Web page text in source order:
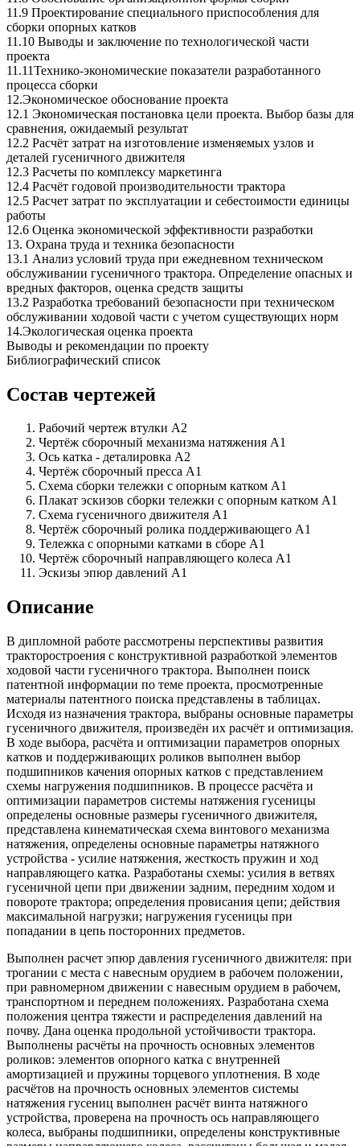
11.9 Проектирование специального приспособления для
сборки опорных катков
11.10 Выводы и заключение по технологической части
проекта
11.11Технико-экономические показатели разработанного
процесса сборки
12.Экономическое обоснование проекта
12.1 Экономическая постановка цели проекта. Выбор базы для
сравнения, ожидаемый результат
12.2 Расчёт затрат на изготовление изменяемых узлов и
деталей гусеничного движителя
12.3 Расчеты по комплексу маркетинга
12.4 Расчёт годовой производительности трактора
12.5 Расчет затрат по эксплуатации и себестоимости единицы
работы
12.6 Оценка экономической эффективности разработки
13. Охрана труда и техника безопасности
13.1 Анализ условий труда при ежедневном техническом
обслуживании гусеничного трактора. Определение опасных и
вредных факторов, оценка средств защиты
13.2 Разработка требований безопасности при техническом
обслуживании ходовой части с учетом существующих норм
14.Экологическая оценка проекта
Выводы и рекомендации по проекту
Библиографический список
Состав чертежей
Рабочий чертеж втулки А2
Чертёж сборочный механизма натяжения А1
Ось катка - деталировка А2
Чертёж сборочный пресса А1
Схема сборки тележки с опорным катком А1
Плакат эскизов сборки тележки с опорным катком А1
Схема гусеничного движителя А1
Чертёж сборочный ролика поддерживающего А1
Тележка с опорными катками в сборе А1
Чертёж сборочный направляющего колеса А1
Эскизы эпюр давлений А1
Описание
В дипломной работе рассмотрены перспективы развития
тракторостроения с конструктивной разработкой элементов
ходовой части гусеничного трактора. Выполнен поиск
патентной информации по теме проекта, просмотренные
материалы патентного поиска представлены в таблицах.
Исходя из назначения трактора, выбраны основные параметры
гусеничного движителя, произведён их расчёт и оптимизация.
В ходе выбора, расчёта и оптимизации параметров опорных
катков и поддерживающих роликов выполнен выбор
подшипников качения опорных катков с представлением
схемы нагружения подшипников. В процессе расчёта и
оптимизации параметров системы натяжения гусеницы
определены основные размеры гусеничного движителя,
представлена кинематическая схема винтового механизма
натяжения, определены основные параметры натяжного
устройства - усилие натяжения, жесткость пружин и ход
направляющего катка. Разработаны схемы: усилия в ветвях
гусеничной цепи при движении задним, передним ходом и
повороте трактора; определения провисания цепи; действия
максимальной нагрузки; нагружения гусеницы при
попадании в цепь посторонних предметов.
Выполнен расчет эпюр давления гусеничного движителя: при
трогании с места с навесным орудием в рабочем положении,
при равномерном движении с навесным орудием в рабочем,
транспортном и переднем положениях. Разработана схема
положения центра тяжести и распределения давлений на
почву. Дана оценка продольной устойчивости трактора.
Выполнены расчёты на прочность основных элементов
роликов: элементов опорного катка с внутренней
амортизацией и пружины торцевого уплотнения. В ходе
расчётов на прочность основных элементов системы
натяжения гусениц выполнен расчёт винта натяжного
устройства, проверена на прочность ось направляющего
колеса, выбраны подшипники, определены конструктивные